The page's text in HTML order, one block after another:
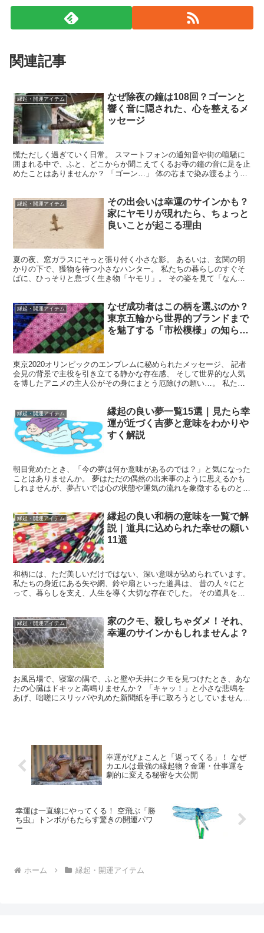
関連記事
縁起・開運アイテム
なぜ除夜の鐘は108回？ゴーンと
響く音に隠された、心を整えるメ
ッセージ
慌ただしく過ぎていく日常。 スマートフォンの通知音や街の喧騒に
囲まれる中で、ふと、どこからか聞こえてくるお寺の鐘の音に足を止
めたことはありませんか？ 「ゴーン…」 体の芯まで染み渡るよう
縁起・開運アイテム
その出会いは幸運のサインかも？
家にヤモリが現れたら、ちょっと
良いことが起こる理由
夏の夜、窓ガラスにそっと張り付く小さな影。 あるいは、玄関の明
かりの下で、獲物を待つ小さなハンター。 私たちの暮らしのすぐそ
ばに、ひっそりと息づく生き物「ヤモリ」。 その姿を見て「なんだ
縁起・開運アイテム
なぜ成功者はこの柄を選ぶのか？
東京五輪から世界的ブランドまで
を魅了する「市松模様」の知られ
東京2020オリンピックのエンブレムに秘められたメッセージ、 記者
会見の背景で主役を引き立てる静かな存在感、 そして世界的な人気
を博したアニメの主人公がその身にまとう厄除けの願い…。 私たち
縁起・開運アイテム
縁起の良い夢一覧15選｜見たら幸
運が近づく吉夢と意味をわかりや
すく解説
朝目覚めたとき、「今の夢は何か意味があるのでは？」と気になった
ことはありませんか。 夢はただの偶然の出来事のように思えるかも
しれませんが、夢占いでは心の状態や運気の流れを象徴するものと考
縁起・開運アイテム
縁起の良い和柄の意味を一覧で解
説｜道具に込められた幸せの願い
11選
和柄には、ただ美しいだけではない、深い意味が込められています。
私たちの身近にある矢や網、鈴や扇といった道具は、 昔の人々にと
って、暮らしを支え、人生を導く大切な存在でした。 その道具をモ
縁起・開運アイテム
家のクモ、殺しちゃダメ！それ、
幸運のサインかもしれませんよ？
お風呂場で、寝室の隅で、ふと壁や天井にクモを見つけたとき、あな
たの心臓はドキッと高鳴りませんか？ 「キャッ！」と小さな悲鳴を
あげ、咄嗟にスリッパや丸めた新聞紙を手に取ろうとしていません
幸運がぴょこんと「返ってくる」！ なぜ
カエルは最強の縁起物？金運・仕事運を
劇的に変える秘密を大公開
幸運は一直線にやってくる！ 空飛ぶ「勝
ち虫」トンボがもたらす驚きの開運パワ
ー
ホーム 縁起・開運アイテム